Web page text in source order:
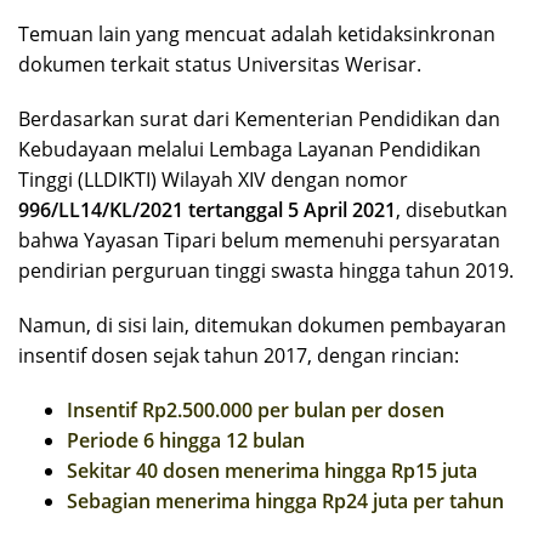
Temuan lain yang mencuat adalah ketidaksinkronan
dokumen terkait status Universitas Werisar.
Berdasarkan surat dari Kementerian Pendidikan dan
Kebudayaan melalui Lembaga Layanan Pendidikan
Tinggi (LLDIKTI) Wilayah XIV dengan nomor
996/LL14/KL/2021 tertanggal 5 April 2021, disebutkan
bahwa Yayasan Tipari belum memenuhi persyaratan
pendirian perguruan tinggi swasta hingga tahun 2019.
Namun, di sisi lain, ditemukan dokumen pembayaran
insentif dosen sejak tahun 2017, dengan rincian:
Insentif Rp2.500.000 per bulan per dosen
Periode 6 hingga 12 bulan
Sekitar 40 dosen menerima hingga Rp15 juta
Sebagian menerima hingga Rp24 juta per tahun